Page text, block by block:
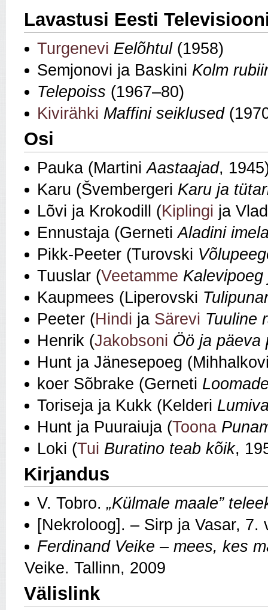
Lavastusi Eesti
Turgenevi Eelõhtul(1958)
Semjonovi ja Baskini Kolm
Telepoiss (1967–80)
Kivirähki Maffini seiklused
Osi
Pauka (MartiniAastaajad,
Karu (Švembergeri Karu ja
Lõvi ja Krokodill (Kiplingi ja
Ennustaja (GernetiAladini
Pikk-Peeter (Turovski
Tuuslar (Veetamme
Kaupmees (Liperovski
Peeter (Hindi ja Särevi Tuuline
Henrik (Jakobsoni Öö ja päeva
Hunt ja Jänesepoeg
koer Sõbrake (Gerneti
Toriseja ja Kukk (Kelderi
Hunt ja Puuraiuja (Toona
Loki (Tui Buratino teab kõik,
Kirjandus
V. Tobro. „Külmale maale”
[Nekroloog]. – Sirp ja Vasar, 7.
Ferdinand Veike – mees, kes
Veike. Tallinn, 2009
Välislink